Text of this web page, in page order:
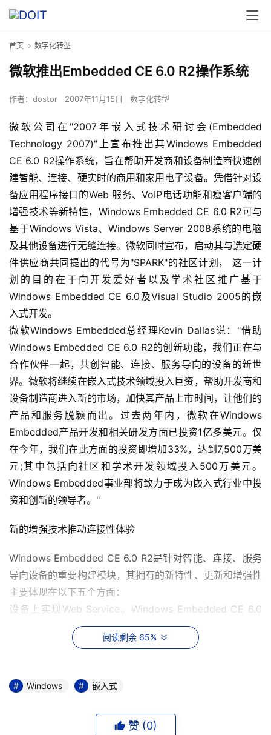
首页 数字化转型
微软推出Embedded CE 6.0 R2操作系统
作者： dostor 2007年11月15日 数字化转型
微软公司在"2007年嵌入式技术研讨会(Embedded
Technology 2007)"上宣布推出其Windows Embedded
CE 6.0 R2操作系统，旨在帮助开发商和设备制造商快速创
建智能、连接、硬实时的商用和家用电子设备。凭借针对设
备应用程序接口的Web 服务、VoIP电话功能和瘦客户端的
增强技术等新特性，Windows Embedded CE 6.0 R2可与
基于Windows Vista、Windows Server 2008系统的电脑
及其他设备进行无缝连接。微软同时宣布，启动其与选定硬
件供应商共同提出的代号为"SPARK"的社区计划， 这一计
划的目的在于向开发爱好者以及学术社区推广基于
Windows Embedded CE 6.0及Visual Studio 2005的嵌
入式开发。
微软Windows Embedded总经理Kevin Dallas说："借助
Windows Embedded CE 6.0 R2的创新功能，我们正在与
合作伙伴一起，共创智能、连接、服务导向的设备的新世
界。微软将继续在嵌入式技术领域投入巨资，帮助开发商和
设备制造商进入新的市场，加快其产品上市时间，让他们的
产品和服务脱颖而出。过去两年内，微软在Windows
Embedded产品开发和相关研发方面已投资1亿多美元。仅
在今年，我们在此方面的投资即增加33%，达到7,500万美
元;其中包括向社区和学术开发领域投入500万美元。
Windows Embedded事业部将致力于成为嵌入式行业中投
资和创新的领导者。"
新的增强技术推动连接性体验
Windows Embedded CE 6.0 R2是针对智能、连接、服务
导向设备的重要构建模块，其拥有的新特性、更新和增强性
主要体现在以下五个方面：
设备上实现Web Service。Windows Embedded CE 6.0
R2为Windows Vista中可用的设备应用程序接口提供全面
的Web服务。原始设备制造商(OEM)的设备通过网络与
连接无异，同时能够提供更加丰富的体验和与众不同的产
品。
新的VoIP视频电话功能。可使设备制造商快速、轻松地把卓
越的系列设备(例如VoIP、视频和三方通话)添加到现有的
阅读剩余 65%
Windows 嵌入式
赞 (0)